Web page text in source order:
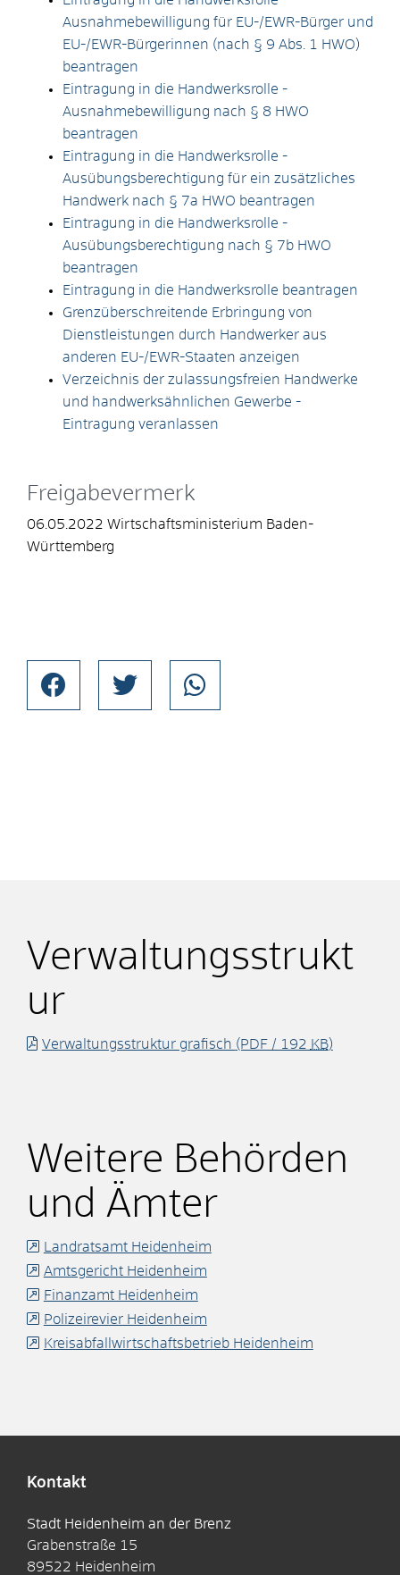
Ausnahmebewilligung für EU-/EWR-Bürger und
EU-/EWR-Bürgerinnen (nach § 9 Abs. 1 HWO)
beantragen
Eintragung in die Handwerksrolle -
Ausnahmebewilligung nach § 8 HWO
beantragen
Eintragung in die Handwerksrolle -
Ausübungsberechtigung für ein zusätzliches
Handwerk nach § 7a HWO beantragen
Eintragung in die Handwerksrolle -
Ausübungsberechtigung nach § 7b HWO
beantragen
Eintragung in die Handwerksrolle beantragen
Grenzüberschreitende Erbringung von
Dienstleistungen durch Handwerker aus
anderen EU-/EWR-Staaten anzeigen
Verzeichnis der zulassungsfreien Handwerke
und handwerksähnlichen Gewerbe -
Eintragung veranlassen
Freigabevermerk
06.05.2022 Wirtschaftsministerium Baden-
Württemberg
Verwaltungsstrukt
ur
Verwaltungsstruktur grafisch (PDF / 192 KB)
Weitere Behörden
und Ämter
Landratsamt Heidenheim
Amtsgericht Heidenheim
Finanzamt Heidenheim
Polizeirevier Heidenheim
Kreisabfallwirtschaftsbetrieb Heidenheim
Kontakt
Stadt Heidenheim an der Brenz
Grabenstraße 15
89522 Heidenheim